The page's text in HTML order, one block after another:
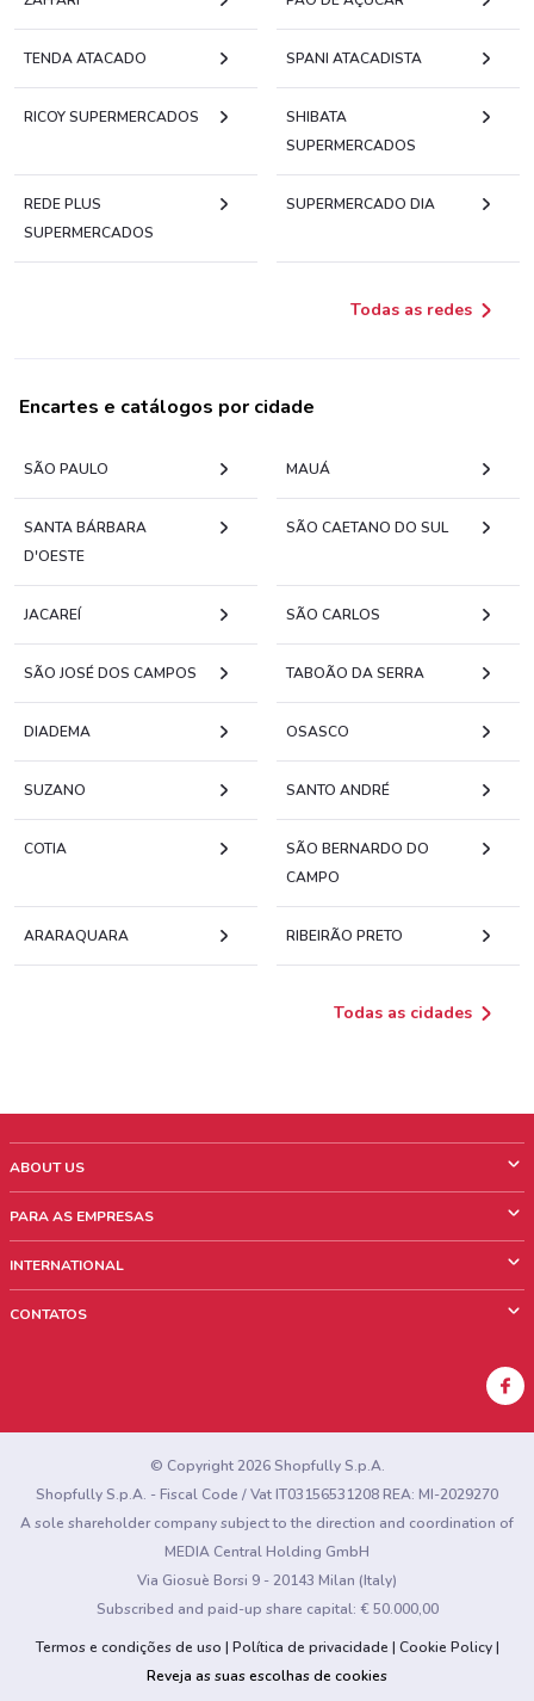
TENDA ATACADO SPANI ATACADISTA
RICOY SUPERMERCADOS
SHIBATA
SUPERMERCADOS
REDE PLUS
SUPERMERCADOS
SUPERMERCADO DIA
Todas as redes
Encartes e catálogos por cidade
SÃO PAULO MAUÁ
SANTA BÁRBARA
D'OESTE
SÃO CAETANO DO SUL
JACAREÍ SÃO CARLOS
SÃO JOSÉ DOS CAMPOS TABOÃO DA SERRA
DIADEMA OSASCO
SUZANO SANTO ANDRÉ
COTIA
SÃO BERNARDO DO
CAMPO
ARARAQUARA RIBEIRÃO PRETO
Todas as cidades
ABOUT US
Quem Somos
Trabalhe conosco
PARA AS EMPRESAS
Informações comerciais
INTERNATIONAL
CONTATOS
Encontrou algum problema no site ou no aplicativo?
© Copyright 2026 Shopfully S.p.A.
Shopfully S.p.A. - Fiscal Code / Vat IT03156531208 REA: MI-2029270
A sole shareholder company subject to the direction and coordination of
MEDIA Central Holding GmbH
Via Giosuè Borsi 9 - 20143 Milan (Italy)
Subscribed and paid-up share capital: € 50.000,00
Termos e condições de uso
Política de privacidade
Cookie Policy
Reveja as suas escolhas de cookies